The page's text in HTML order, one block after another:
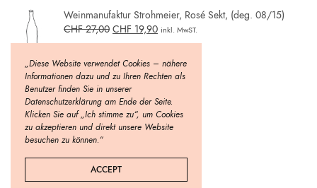
Weinmanufaktur Strohmeier, Rosé Sekt, (deg. 08/15)
CHF27,00 CHF 19,90 inkl. MwST.
„Diese Website verwendet Cookies – nähere
Informationen dazu und zu Ihren Rechten als
Benutzer finden Sie in unserer
Datenschutzerklärung am Ende der Seite.
Klicken Sie auf „Ich stimme zu“, um Cookies
zu akzeptieren und direkt unsere Website
besuchen zu können.“
ACCEPT